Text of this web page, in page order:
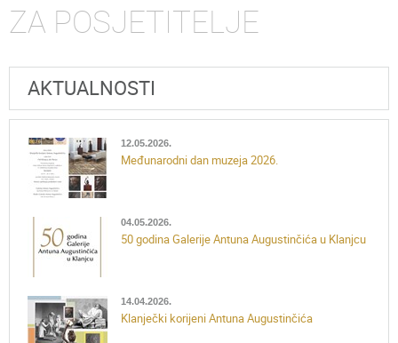
ZA POSJETITELJE
AKTUALNOSTI
12.05.2026.
Međunarodni dan muzeja 2026.
04.05.2026.
50 godina Galerije Antuna Augustinčića u Klanjcu
14.04.2026.
Klanječki korijeni Antuna Augustinčića